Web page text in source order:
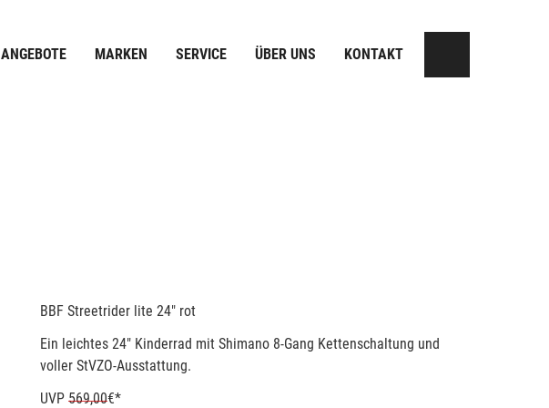
ANGEBOTE MARKEN SERVICE ÜBER UNS KONTAKT
BBF Streetrider lite 24" rot
Ein leichtes 24" Kinderrad mit Shimano 8-Gang Kettenschaltung und
voller StVZO-Ausstattung.
UVP 569,00€*